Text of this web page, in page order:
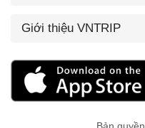
Giới thiệu VNTRIP